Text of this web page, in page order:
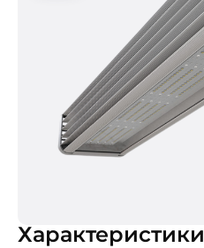
Характеристики